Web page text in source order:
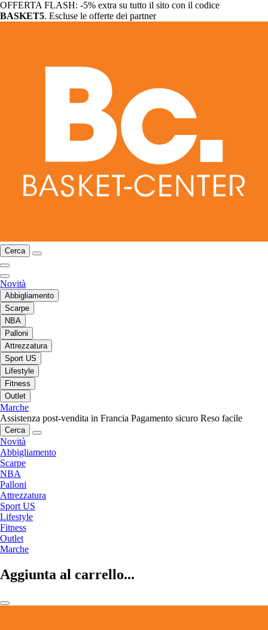
OFFERTA FLASH: -5% extra su tutto il sito con il codice
BASKET5. Escluse le offerte dei partner
Cerca
Novità
Abbigliamento
Scarpe
NBA
Palloni
Attrezzatura
Sport US
Lifestyle
Fitness
Outlet
Marche
Assistenza post-vendita in Francia Pagamento sicuro Reso facile
Cerca
Novità
Abbigliamento
Scarpe
NBA
Palloni
Attrezzatura
Sport US
Lifestyle
Fitness
Outlet
Marche
Aggiunta al carrello...